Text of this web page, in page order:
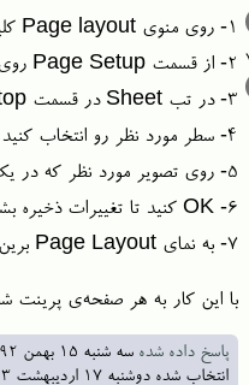
۱- روی منوی Page layout کلیک کنید
۲- از قسمت Page Setup روی ابزار Print titles کلیک کنید
۳- در تب Sheet در قسمت Rows to repeat at top روی تصویر سمت راست کلیک کنید
۴- سطر مورد نظر رو انتخاب کنید
۵- روی تصویر مورد نظر که در یک فرم کوچک نمایش داده شده کلیک کنید
۶- OK کنید تا تغییرات ذخیره بشه
۷- به نمای Page Layout برین تا نمایش سطر عنوان رو در همه‌ی صفحات ببینین
با این کار به هر صفحه‌ی
پاسخ داده شده سه شنبه ۱۵ بهمن ۱۳۹۲
انتخاب شده دوشنبه ۱۷ اردیبهشت ۱۴۰۳